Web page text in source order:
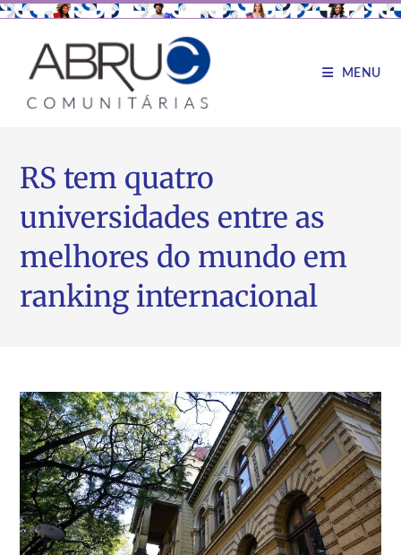
MENU
RS tem quatro
universidades entre as
melhores do mundo em
ranking internacional